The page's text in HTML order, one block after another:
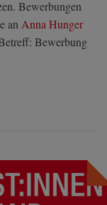
Bewerbungen
an Anna Hunger
Bewerbung